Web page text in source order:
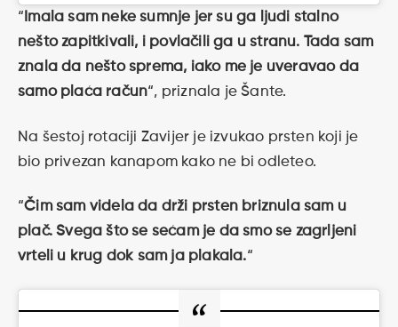
“ Imala sam neke sumnje jer su ga ljudi stalno
nešto zapitkivali, i povlačili ga u stranu. Tada sam
znala da nešto sprema, iako me je uveravao da
samo plaća račun“, priznala je Šante.
Na šestoj rotaciji Zavijer je izvukao prsten koji je
bio privezan kanapom kako ne bi odleteo.
“Čim sam videla da drži prsten briznula sam u
plač. Svega što se sećam je da smo se zagrljeni
vrteli u krug dok sam ja plakala.“